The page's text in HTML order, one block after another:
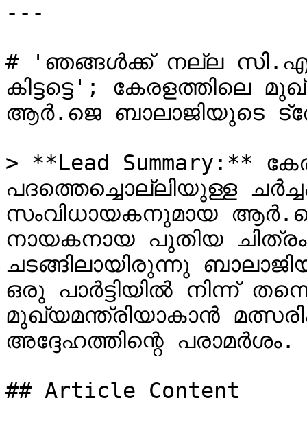
---
# 'ഞങ്ങൾക്ക് നല്ല
കിട്ടട്ടെ'; കേരളത്തിലെ
ആർ.ജെ ബാലാജിയുടെ
> **Lead Summary:**
പദത്തെച്ചൊല്ലിയുള്ള
സംവിധായകനുമായ
നായകനായ പുതിയ ചിത്രം
ചടങ്ങിലായിരുന്നു
ഒരു പാർട്ടിയിൽ നിന്ന്
മുഖ്യമന്ത്രിയാകാൻ
അദ്ദേഹത്തിന്റെ പരാമർശം.
## Article Content